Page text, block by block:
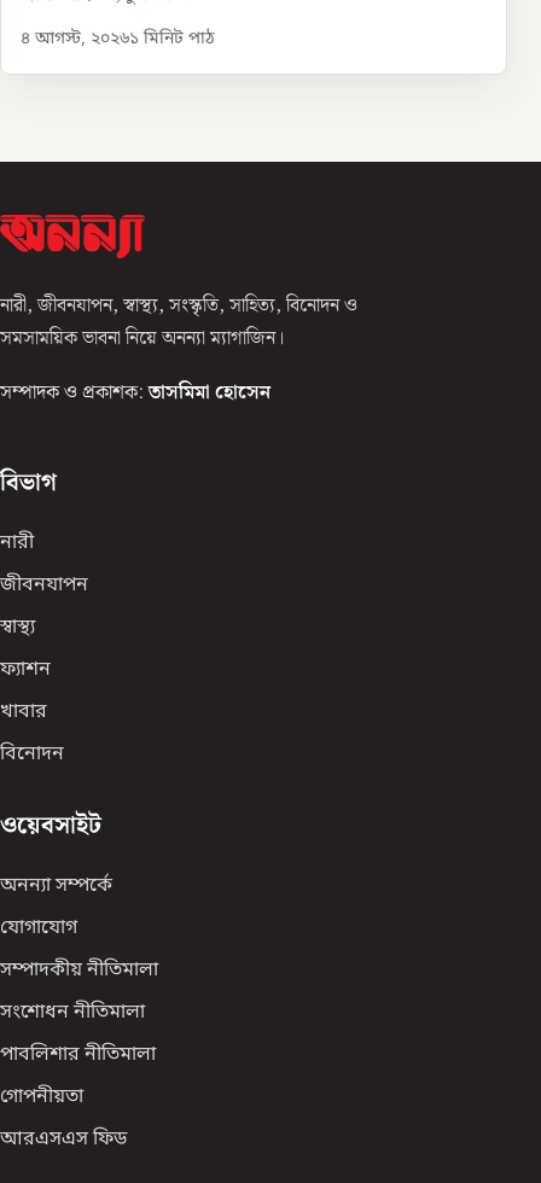
৪ আগস্ট, ২০২৬১ মিনিট পাঠ
নারী, জীবনযাপন, স্বাস্থ্য, সংস্কৃতি, সাহিত্য, বিনোদন ও
সমসাময়িক ভাবনা নিয়ে অনন্যা ম্যাগাজিন।
সম্পাদক ও প্রকাশক: তাসমিমা হোসেন
বিভাগ
নারী
জীবনযাপন
স্বাস্থ্য
ফ্যাশন
খাবার
বিনোদন
ওয়েবসাইট
অনন্যা সম্পর্কে
যোগাযোগ
সম্পাদকীয় নীতিমালা
সংশোধন নীতিমালা
পাবলিশার নীতিমালা
গোপনীয়তা
আরএসএস ফিড